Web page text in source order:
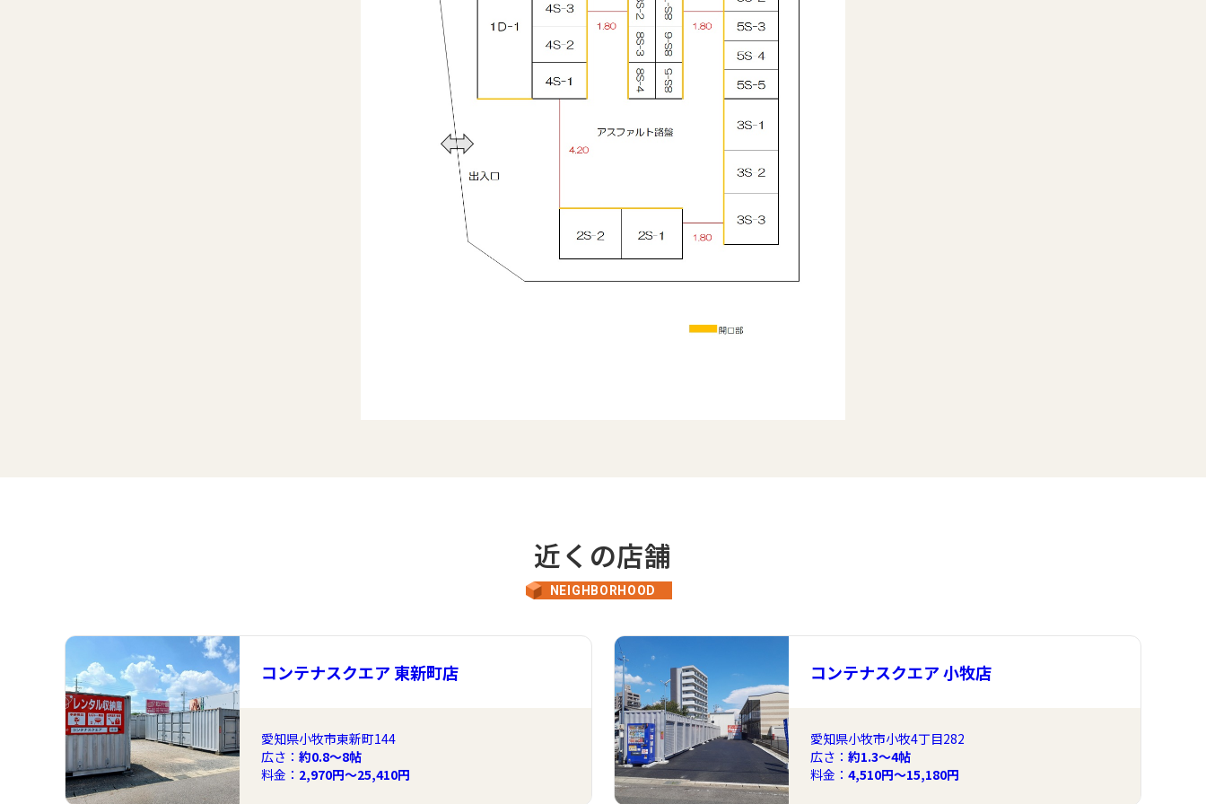
近くの店舗
NEIGHBORHOOD
コンテナスクエア 東新町店
愛知県小牧市東新町144
広さ： 約0.8〜8帖
料金： 2,970円～25,410円
コンテナスクエア 小牧店
愛知県小牧市小牧4丁目282
広さ： 約1.3〜4帖
料金： 4,510円～15,180円